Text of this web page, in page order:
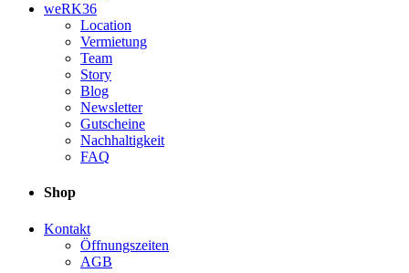
weRK36
Location
Vermietung
Team
Story
Blog
Newsletter
Gutscheine
Nachhaltigkeit
FAQ
Shop
Kontakt
Öffnungszeiten
AGB